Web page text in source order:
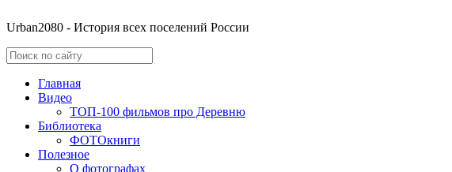
Urban2080 - История всех поселений России
Главная
Видео
ТОП-100 фильмов про Деревню
Библиотека
ФОТОкниги
Полезное
О фотографах